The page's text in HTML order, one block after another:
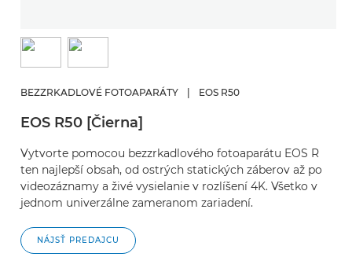
BEZZRKADLOVÉ FOTOAPARÁTY EOS R50
EOS R50 [Čierna]
Vytvorte pomocou bezzrkadlového fotoaparátu EOS R
ten najlepší obsah, od ostrých statických záberov až po
videozáznamy a živé vysielanie v rozlíšení 4K. Všetko v
jednom univerzálne zameranom zariadení.
NÁJSŤ PREDAJCU